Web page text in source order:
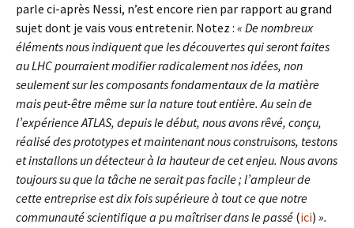
parle ci-après Nessi, n’est encore rien par rapport au grand
sujet dont je vais vous entretenir. Notez : « De nombreux
éléments nous indiquent que les découvertes qui seront faites
au LHC pourraient modifier radicalement nos idées, non
seulement sur les composants fondamentaux de la matière
mais peut-être même sur la nature tout entière. Au sein de
l’expérience ATLAS, depuis le début, nous avons rêvé, conçu,
réalisé des prototypes et maintenant nous construisons, testons
et installons un détecteur à la hauteur de cet enjeu. Nous avons
toujours su que la tâche ne serait pas facile ; l’ampleur de
cette entreprise est dix fois supérieure à tout ce que notre
communauté scientifique a pu maîtriser dans le passé (ici) ».